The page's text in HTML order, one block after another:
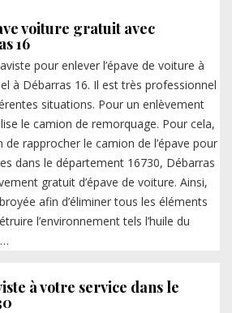
voiture gratuit avec
16
pour enlever l’épave de voiture à
à Débarras 16. Il est très professionnel
situations. Pour un enlèvement
le camion de remorquage. Pour cela,
rapprocher le camion de l’épave pour
dans le département 16730, Débarras
gratuit d’épave de voiture. Ainsi,
afin d’éliminer tous les éléments
l’environnement tels l’huile du
à votre service dans le